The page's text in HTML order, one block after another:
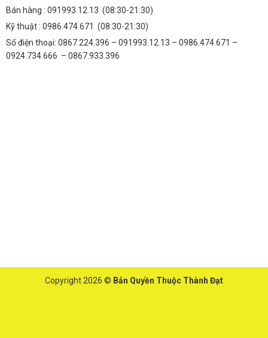
Bán hàng : 091993.12.13 (08:30-21:30)
Kỹ thuật : 0986.474.671 (08:30-21:30)
Số điện thoại: 0867.224.396 – 091993.12.13 – 0986.474.671 –
0924.734.666 – 0867.933.396
Copyright 2026 © Bản Quyền Thuộc Thành Đạt